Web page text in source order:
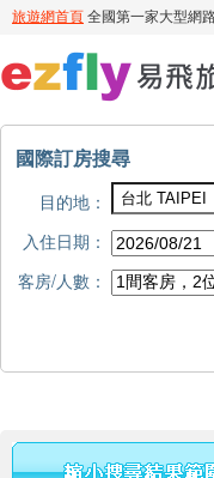
國際訂房搜尋
目的地：
入住日期：
客房/人數：